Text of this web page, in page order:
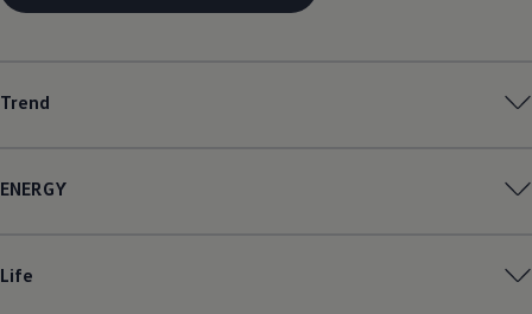
Trend
ENERGY
Life